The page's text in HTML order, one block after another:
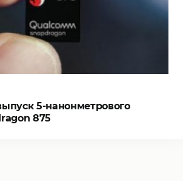
5-нанонметрового
875